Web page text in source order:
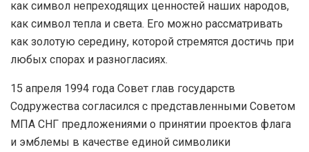
как символ непреходящих ценностей наших народов,
как символ тепла и света. Его можно рассматривать
как золотую середину, которой стремятся достичь при
любых спорах и разногласиях.
15 апреля 1994 года Совет глав государств
Содружества согласился с представленными Советом
МПА СНГ предложениями о принятии проектов флага
и эмблемы в качестве единой символики